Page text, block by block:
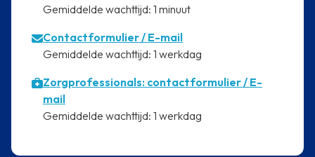
⁠Gemiddelde wachttijd: 1 minuut
Contactformulier/ E-mail
⁠Gemiddelde wachttijd: 1 werkdag
Zorgprofessionals: contactformulier / E-
mail
⁠Gemiddelde wachttijd: 1 werkdag